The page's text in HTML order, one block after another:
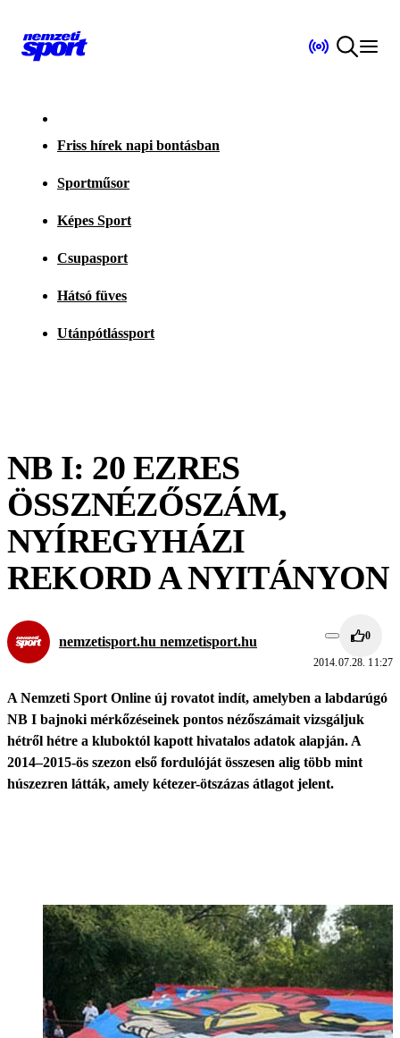
Friss hírek napi bontásban
Sportműsor
Képes Sport
Csupasport
Hátsó füves
Utánpótlássport
NB I: 20 EZRES
ÖSSZNÉZŐSZÁM,
NYÍREGYHÁZI
REKORD A NYITÁNYON
nemzetisport.hu nemzetisport.hu 0
2014.07.28. 11:27
A Nemzeti Sport Online új rovatot indít, amelyben a labdarúgó
NB I bajnoki mérkőzéseinek pontos nézőszámait vizsgáljuk
hétről hétre a kluboktól kapott hivatalos adatok alapján. A
2014–2015-ös szezon első fordulóját összesen alig több mint
húszezren látták, amely kétezer-ötszázas átlagot jelent.